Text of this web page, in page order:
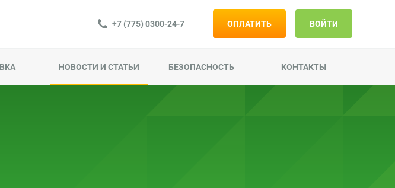
+7 (775) 0300-24-7 ОПЛАТИТЬ ВОЙТИ
НОВОСТИ И СТАТЬИ БЕЗОПАСНОСТЬ КОНТАКТЫ